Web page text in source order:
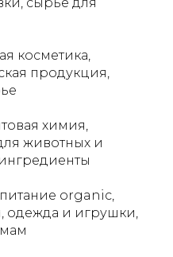
косметика,
продукция,
химия,
животных и
organic,
одежда и игрушки,